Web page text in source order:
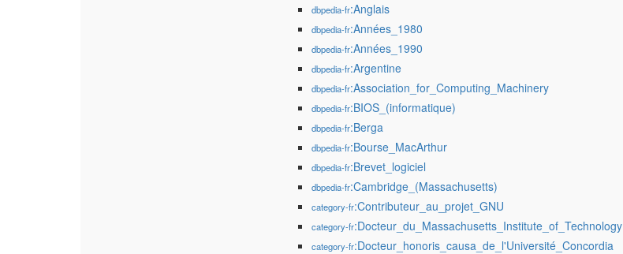
dbpedia-fr:Anglais
dbpedia-fr:Années_1980
dbpedia-fr:Années_1990
dbpedia-fr:Argentine
dbpedia-fr:Association_for_Computing_Machinery
dbpedia-fr:BIOS_(informatique)
dbpedia-fr:Berga
dbpedia-fr:Bourse_MacArthur
dbpedia-fr:Brevet_logiciel
dbpedia-fr:Cambridge_(Massachusetts)
category-fr:Contributeur_au_projet_GNU
category-fr:Docteur_du_Massachusetts_Institute_of_Technology
category-fr:Docteur_honoris_causa_de_l'Université_Concordia